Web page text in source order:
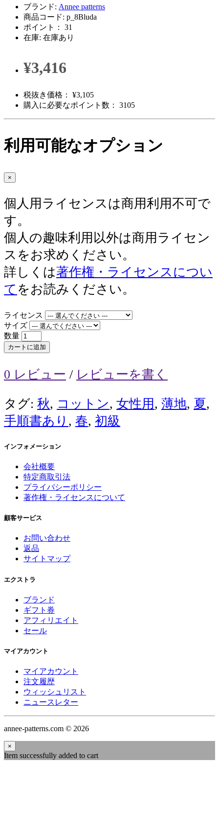
ブランド: Annee patterns
商品コード: p_8Bluda
ポイント： 31
在庫: 在庫あり
¥3,416
税抜き価格： ¥3,105
購入に必要なポイント数： 3105
利用可能なオプション
×
個人用ライセンスは商用利用不可で
す。
個人の趣味利用以外は商用ライセン
スをお求めください。
詳しくは著作権・ライセンスについ
て をお読みください。
ライセンス
サイズ
数量
カートに追加
0 レビュー / レビューを書く
タグ: 秋, コットン, 女性用, 薄地, 夏 ,
手順書あり , 春, 初級
インフォメーション
会社概要
特定商取引法
プライバシーポリシー
著作権・ライセンスについて
顧客サービス
お問い合わせ
返品
サイトマップ
エクストラ
ブランド
ギフト券
アフィリエイト
セール
マイアカウント
マイアカウント
注文履歴
ウィッシュリスト
ニュースレター
annee-patterns.com © 2026
×
Item successfully added to cart